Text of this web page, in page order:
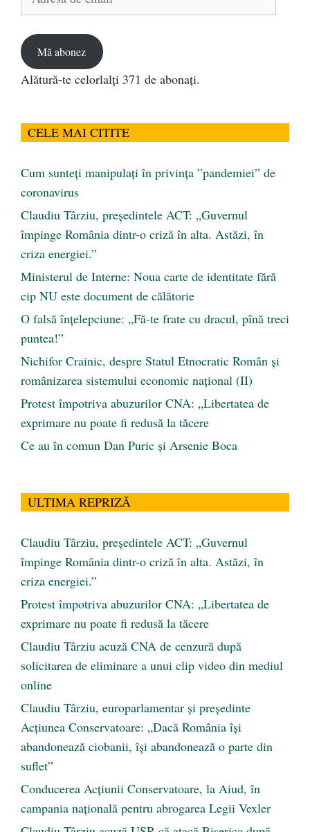
Mă abonez
Alătură-te celorlalți 371 de abonați.
CELE MAI CITITE
Cum sunteți manipulați în privința ”pandemiei” de
coronavirus
Claudiu Târziu, președintele ACT: „Guvernul
împinge România dintr-o criză în alta. Astăzi, în
criza energiei.”
Ministerul de Interne: Noua carte de identitate fără
cip NU este document de călătorie
O falsă înțelepciune: „Fă-te frate cu dracul, pînă treci
puntea!”
Nichifor Crainic, despre Statul Etnocratic Român şi
românizarea sistemului economic naţional (II)
Protest împotriva abuzurilor CNA: „Libertatea de
exprimare nu poate fi redusă la tăcere
Ce au în comun Dan Puric şi Arsenie Boca
ULTIMA REPRIZĂ
Claudiu Târziu, președintele ACT: „Guvernul
împinge România dintr-o criză în alta. Astăzi, în
criza energiei.”
Protest împotriva abuzurilor CNA: „Libertatea de
exprimare nu poate fi redusă la tăcere
Claudiu Târziu acuză CNA de cenzură după
solicitarea de eliminare a unui clip video din mediul
online
Claudiu Târziu, europarlamentar și președinte
Acțiunea Conservatoare: „Dacă România își
abandonează ciobanii, își abandonează o parte din
suflet”
Conducerea Acțiunii Conservatoare, la Aiud, în
campania națională pentru abrogarea Legii Vexler